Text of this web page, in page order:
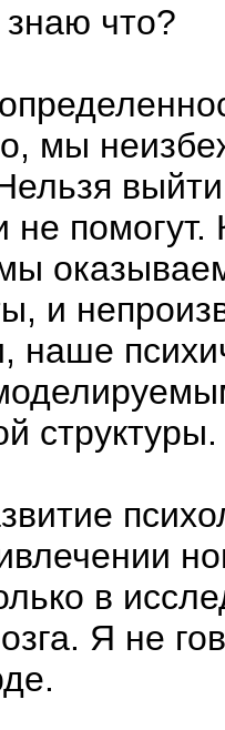
знаю что?
мы
не
и
структуры.
в
Я не